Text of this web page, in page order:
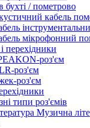
бухті / пометрово
кабель
мікрофонний
перехідники
роз'єм
роз'єм
роз'єм
типи роз'ємів
Музична